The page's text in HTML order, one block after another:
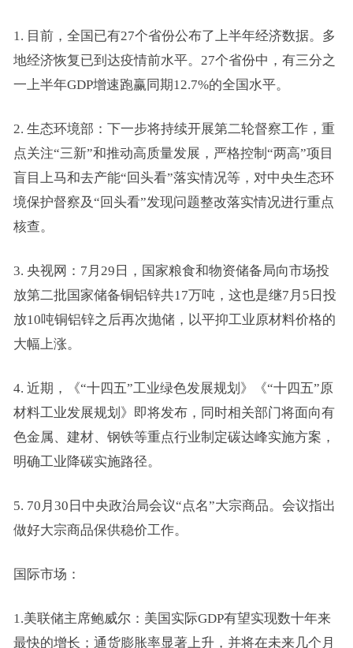
1. 目前，全国已有27个省份公布了上半年经济数据。多
地经济恢复已到达疫情前水平。27个省份中，有三分之
一上半年GDP增速跑赢同期12.7%的全国水平。
2. 生态环境部：下一步将持续开展第二轮督察工作，重
点关注“三新”和推动高质量发展，严格控制“两高”项目
盲目上马和去产能“回头看”落实情况等，对中央生态环
境保护督察及“回头看”发现问题整改落实情况进行重点
核查。
3. 央视网：7月29日，国家粮食和物资储备局向市场投
放第二批国家储备铜铝锌共17万吨，这也是继7月5日投
放10吨铜铝锌之后再次抛储，以平抑工业原材料价格的
大幅上涨。
4. 近期，《“十四五”工业绿色发展规划》《“十四五”原
材料工业发展规划》即将发布，同时相关部门将面向有
色金属、建材、钢铁等重点行业制定碳达峰实施方案，
明确工业降碳实施路径。
5. 70月30日中央政治局会议“点名”大宗商品。会议指出
做好大宗商品保供稳价工作。
国际市场：
1.美联储主席鲍威尔：美国实际GDP有望实现数十年来
最快的增长；通货膨胀率显著上升，并将在未来几个月